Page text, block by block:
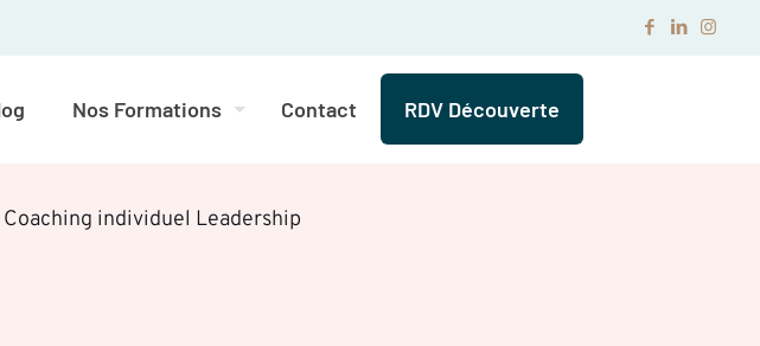
Nos Formations Contact RDV Découverte
Coaching individuel Leadership